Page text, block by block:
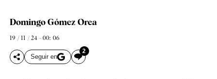
Domingo Gómez Orea
19 / 11 / 24 - 00: 06
Seguir en
2